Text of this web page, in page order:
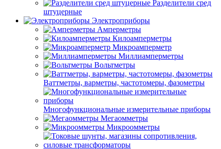
Разделители сред
штуцерные
Электроприборы
Амперметры
Килоамперметры
Микроамперметр
Миллиамперметры
Вольтметры
Ваттметры, варметры, частотомеры, фазометры
Многофункциональные измерительные приборы
Мегаомметры
Микроомметры